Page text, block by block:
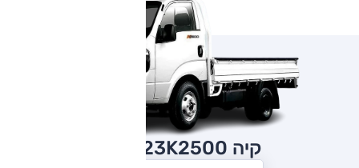
קיה K2500 2023